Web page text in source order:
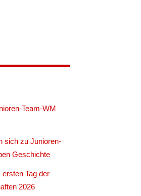
Team-WM
sich zu Junioren-
Geschichte
Tag der
2026